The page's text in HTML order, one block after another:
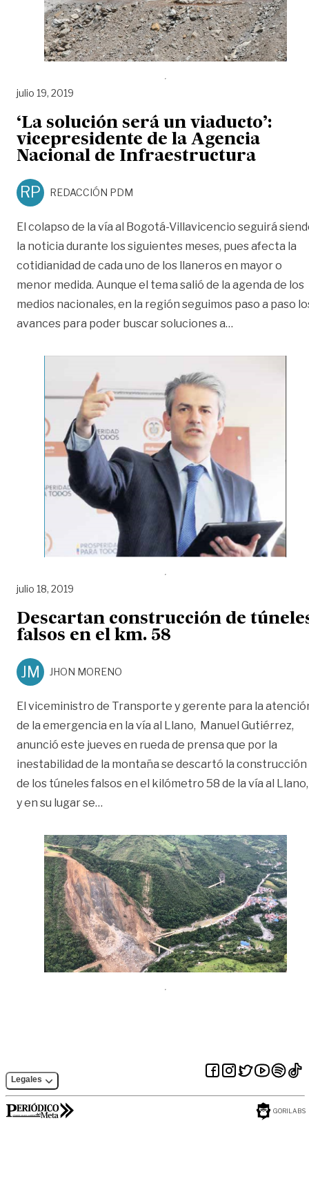
julio 19, 2019
‘La solución será un viaducto’:
vicepresidente de la Agencia
Nacional de Infraestructura
RP REDACCIÓN PDM
El colapso de la vía al Bogotá-Villavicencio seguirá
la noticia durante los siguientes meses, pues afecta la
cotidianidad de cada uno de los llaneros en mayor o
menor medida. Aunque el tema salió de la agenda de los
medios nacionales, en la región seguimos paso a paso
avances para poder buscar soluciones a…
julio 18, 2019
Descartan construcción de
falsos en el km. 58
JM JHON MORENO
El viceministro de Transporte y gerente para la
de la emergencia en la vía al Llano, Manuel Gutiérrez,
anunció este jueves en rueda de prensa que por la
inestabilidad de la montaña se descartó la construcción
de los túneles falsos en el kilómetro 58 de la vía al Llano,
y en su lugar se…
Legales
GORILABS